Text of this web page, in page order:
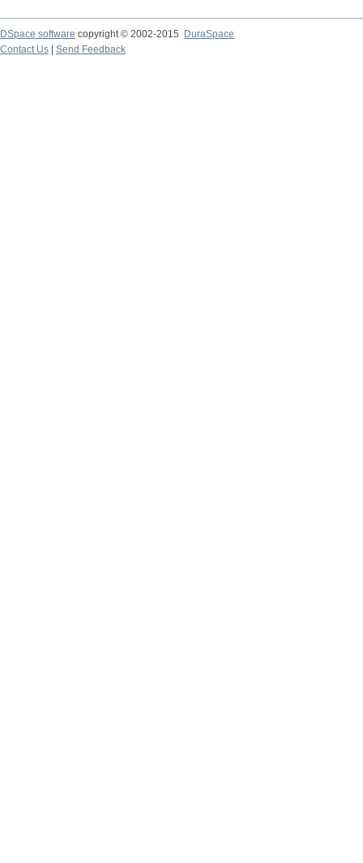
DSpace software copyright © 2002-2015
DuraSpace
Contact Us
Send Feedback